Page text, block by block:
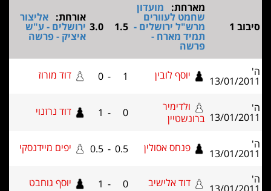
מועדון
מרש"ל ירושלים - 1.5
3.0
אורחת:
ירושלים - ע"ש
איציק - פרשה
יוסף לובין 1
-
0 דוד מורוז
ולדימיר
ברונשטיין
0
-
1 דוד נרזנוי
פנחס אסולין 0.5
-
0.5 יפים מיידנסקי
דוד אלישיב 0
-
1 יוסף גוחבט